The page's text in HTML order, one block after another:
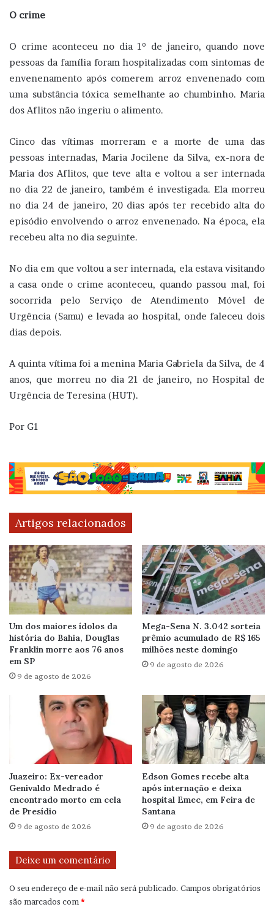
O crime
O crime aconteceu no dia 1º de janeiro, quando nove
pessoas da família foram hospitalizadas com sintomas de
envenenamento após comerem arroz envenenado com
uma substância tóxica semelhante ao chumbinho. Maria
dos Aflitos não ingeriu o alimento.
Cinco das vítimas morreram e a morte de uma das
pessoas internadas, Maria Jocilene da Silva, ex-nora de
Maria dos Aflitos, que teve alta e voltou a ser internada
no dia 22 de janeiro, também é investigada. Ela morreu
no dia 24 de janeiro, 20 dias após ter recebido alta do
episódio envolvendo o arroz envenenado. Na época, ela
recebeu alta no dia seguinte.
No dia em que voltou a ser internada, ela estava visitando
a casa onde o crime aconteceu, quando passou mal, foi
socorrida pelo Serviço de Atendimento Móvel de
Urgência (Samu) e levada ao hospital, onde faleceu dois
dias depois.
A quinta vítima foi a menina Maria Gabriela da Silva, de 4
anos, que morreu no dia 21 de janeiro, no Hospital de
Urgência de Teresina (HUT).
Por G1
Artigos relacionados
Um dos maiores ídolos da
história do Bahia, Douglas
Franklin morre aos 76 anos
em SP
9 de agosto de 2026
Mega-Sena N. 3.042 sorteia
prêmio acumulado de R$ 165
milhões neste domingo
9 de agosto de 2026
Juazeiro: Ex-vereador
Genivaldo Medrado é
encontrado morto em cela
de Presídio
9 de agosto de 2026
Edson Gomes recebe alta
após internação e deixa
hospital Emec, em Feira de
Santana
9 de agosto de 2026
Deixe um comentário
O seu endereço de e-mail não será publicado. Campos obrigatórios
são marcados com *